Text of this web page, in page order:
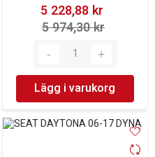
5 228,88 kr‎
5 974,30 kr‎
Lägg i varukorg